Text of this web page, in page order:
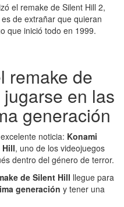
el remake de Silent Hill 2,
de extrañar que quieran
que inició todo en 1999.
remake de
en las
generación
noticia: Konami
Hill, uno de los videojuegos
dentro del género de terror.
de Silent Hill llegue para
generación y tener una